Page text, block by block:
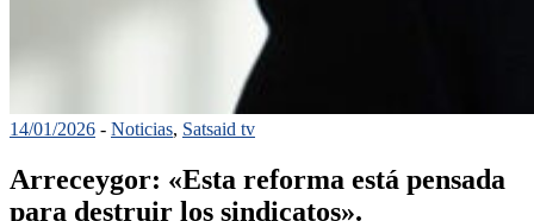
14/01/2026 - Noticias, Satsaid tv
Arreceygor: «Esta reforma está pensada
para destruir los sindicatos».